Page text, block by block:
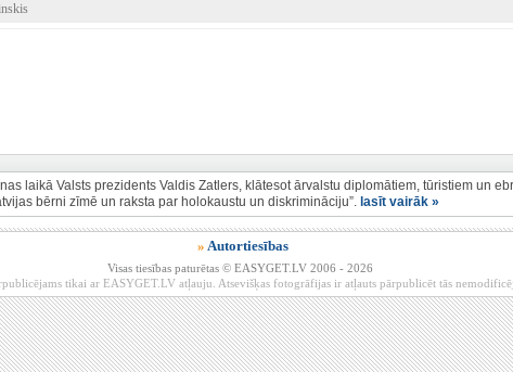
laikā Valsts prezidents Valdis Zatlers, klātesot ārvalstu diplomātiem, tūristiem un
bērni zīmē un raksta par holokaustu un diskrimināciju”. lasīt vairāk »
» Autortiesības
Visas tiesības paturētas © EASYGET.LV 2006 - 2026
tikai ar EASYGET.LV atļauju. Atsevišķas fotogrāfijas ir atļauts pārpublicēt tās